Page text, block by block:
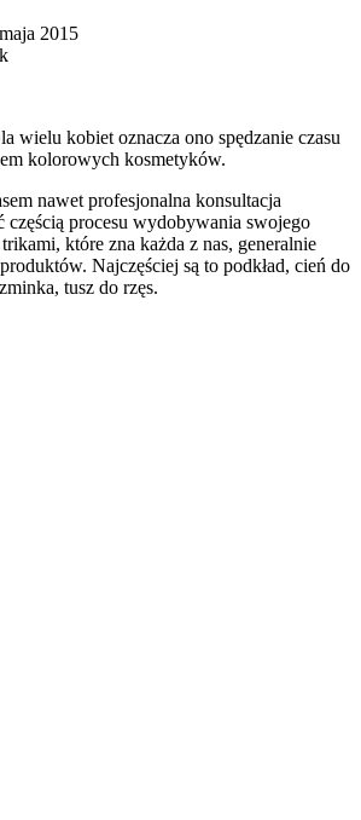
2015
wielu kobiet oznacza ono spędzanie czasu
kolorowych kosmetyków.
nawet profesjonalna konsultacja
częścią procesu wydobywania swojego
które zna każda z nas, generalnie
Najczęściej są to podkład, cień do
tusz do rzęs.